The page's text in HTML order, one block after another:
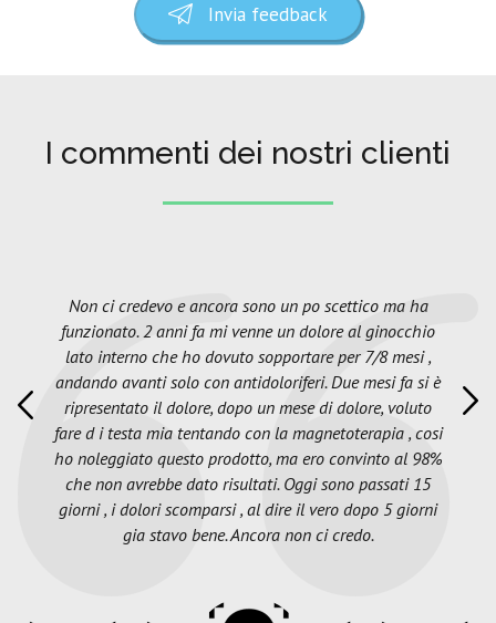
Invia feedback
I commenti dei nostri clienti
Non ci credevo e ancora sono un po scettico ma ha
funzionato. 2 anni fa mi venne un dolore al ginocchio
lato interno che ho dovuto sopportare per 7/8 mesi ,
andando avanti solo con antidoloriferi. Due mesi fa si è
ripresentato il dolore, dopo un mese di dolore, voluto
fare d i testa mia tentando con la magnetoterapia , cosi
ho noleggiato questo prodotto, ma ero convinto al 98%
che non avrebbe dato risultati. Oggi sono passati 15
giorni , i dolori scomparsi , al dire il vero dopo 5 giorni
gia stavo bene. Ancora non ci credo.